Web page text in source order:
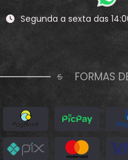
Segunda a sexta das
FORMAS